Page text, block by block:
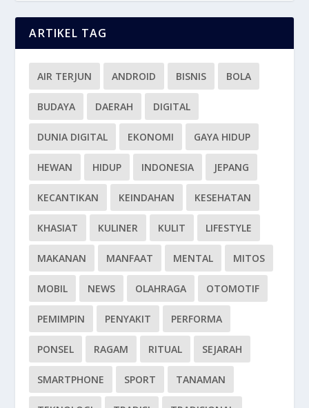
ARTIKEL TAG
AIR TERJUN ANDROID BISNIS BOLA
BUDAYA DAERAH DIGITAL
DUNIA DIGITAL EKONOMI GAYA HIDUP
HEWAN HIDUP INDONESIA JEPANG
KECANTIKAN KEINDAHAN KESEHATAN
KHASIAT KULINER KULIT LIFESTYLE
MAKANAN MANFAAT MENTAL MITOS
MOBIL NEWS OLAHRAGA OTOMOTIF
PEMIMPIN PENYAKIT PERFORMA
PONSEL RAGAM RITUAL SEJARAH
SMARTPHONE SPORT TANAMAN